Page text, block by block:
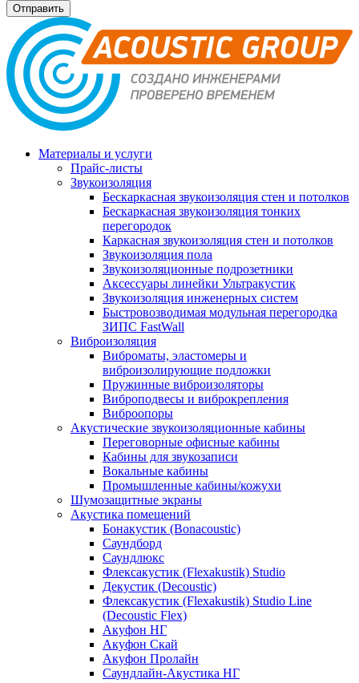
Материалы и услуги
Прайс-листы
Звукоизоляция
Бескаркасная звукоизоляция стен и потолков
Бескаркасная звукоизоляция тонких
перегородок
Каркасная звукоизоляция стен и потолков
Звукоизоляция пола
Звукоизоляционные подрозетники
Аксессуары линейки Ультракустик
Звукоизоляция инженерных систем
Быстровозводимая модульная перегородка
ЗИПС FastWall
Виброизоляция
Виброматы, эластомеры и
виброизолирующие подложки
Пружинные виброизоляторы
Виброподвесы и виброкрепления
Виброопоры
Акустические звукоизоляционные кабины
Переговорные офисные кабины
Кабины для звукозаписи
Вокальные кабины
Промышленные кабины/кожухи
Шумозащитные экраны
Акустика помещений
Бонакустик (Bonacoustic)
Саундборд
Саундлюкс
Флексакустик (Flexakustik) Studio
Декустик (Decoustic)
Флексакустик (Flexakustik) Studio Line
(Decoustic Flex)
Акуфон НГ
Акуфон Скай
Акуфон Пролайн
Саундлайн-Акустика НГ